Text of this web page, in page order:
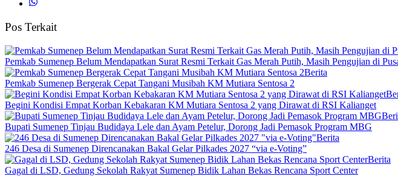
Pos Terkait
Pemkab Sumenep Belum Mendapatkan Surat Resmi Terkait Gas Merah Putih, Masih Pengujian di
Berita
Pemkab Sumenep Bergerak Cepat Tangani Musibah KM Mutiara Sentosa 2
Begini Kondisi Empat Korban Kebakaran KM Mutiara Sentosa 2 yang Dirawat di RSI Kalianget
Bupati Sumenep Tinjau Budidaya Lele dan Ayam Petelur, Dorong Jadi Pemasok Program MBG
Berita
246 Desa di Sumenep Direncanakan Bakal Gelar Pilkades 2027 “via e-Voting”
Berita
Gagal di LSD, Gedung Sekolah Rakyat Sumenep Bidik Lahan Bekas Rencana Sport Center